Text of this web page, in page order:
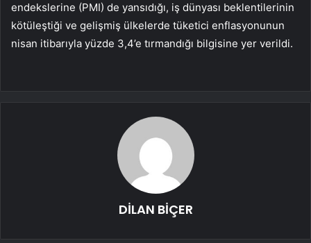
endekslerine (PMI) de yansıdığı, iş dünyası beklentilerinin
kötüleştiği ve gelişmiş ülkelerde tüketici enflasyonunun
nisan itibarıyla yüzde 3,4’e tırmandığı bilgisine yer verildi.
DİLAN BİÇER